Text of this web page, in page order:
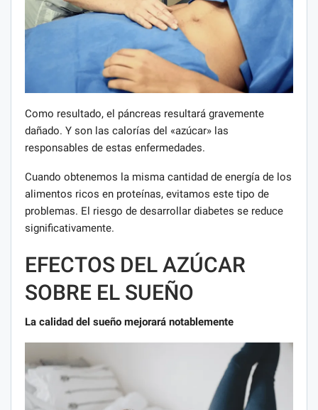
Como resultado, el páncreas resultará gravemente
dañado. Y son las calorías del «azúcar» las
responsables de estas enfermedades.
Cuando obtenemos la misma cantidad de energía de los
alimentos ricos en proteínas, evitamos este tipo de
problemas. El riesgo de desarrollar diabetes se reduce
significativamente.
EFECTOS DEL AZÚCAR
SOBRE EL SUEÑO
La calidad del sueño mejorará notablemente